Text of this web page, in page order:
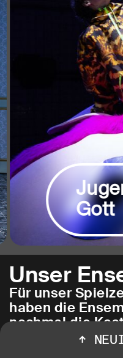
Gott
Unser
Für unser
haben die
nochmal die
Lieblingsrollen
↑